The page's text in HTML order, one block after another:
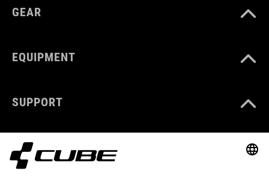
GEAR
EQUIPMENT
SUPPORT
ABOUT US